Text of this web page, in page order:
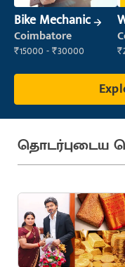
Bike Mechanic
Coimbatore
₹15000 - ₹30000
தொடர்புடைய